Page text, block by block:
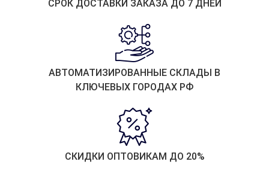
СРОК ДОСТАВКИ ЗАКАЗА ДО 7 ДНЕЙ
АВТОМАТИЗИРОВАННЫЕ СКЛАДЫ В
КЛЮЧЕВЫХ ГОРОДАХ РФ
СКИДКИ ОПТОВИКАМ ДО 20%